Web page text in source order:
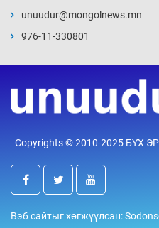
15 цаг 30 мин
15 цаг 45 мин
бүртгэлийг
16 цаг 0 мин
“ДЦС-3”-ын
ачааллаас
unuudur@mongolnews.mn
976-11-330801
Copyrights © 2010-2025 БҮХ
Вэб сайтыг хөгжүүлсэн: